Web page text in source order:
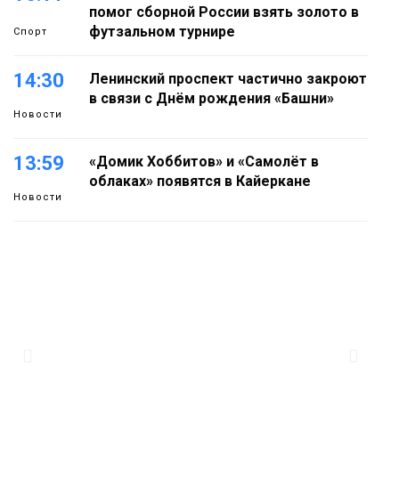
Спорт
помог сборной России взять золото в
футзальном турнире
14:30
Новости
Ленинский проспект частично закроют
в связи с Днём рождения «Башни»
13:59
Новости
«Домик Хоббитов» и «Самолёт в
облаках» появятся в Кайеркане